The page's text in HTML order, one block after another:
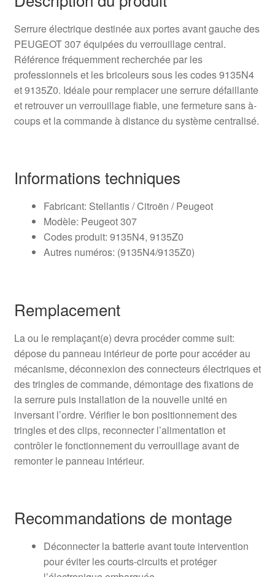
Serrure électrique destinée aux portes avant gauche des
PEUGEOT 307 équipées du verrouillage central.
Référence fréquemment recherchée par les
professionnels et les bricoleurs sous les codes 9135N4
et 9135Z0. Idéale pour remplacer une serrure défaillante
et retrouver un verrouillage fiable, une fermeture sans à-
coups et la commande à distance du système centralisé.
Informations techniques
Fabricant: Stellantis / Citroën / Peugeot
Modèle: Peugeot 307
Codes produit: 9135N4, 9135Z0
Autres numéros: (9135N4/9135Z0)
Remplacement
La ou le remplaçant(e) devra procéder comme suit:
dépose du panneau intérieur de porte pour accéder au
mécanisme, déconnexion des connecteurs électriques et
des tringles de commande, démontage des fixations de
la serrure puis installation de la nouvelle unité en
inversant l’ordre. Vérifier le bon positionnement des
tringles et des clips, reconnecter l’alimentation et
contrôler le fonctionnement du verrouillage avant de
remonter le panneau intérieur.
Recommandations de montage
Déconnecter la batterie avant toute intervention
pour éviter les courts-circuits et protéger